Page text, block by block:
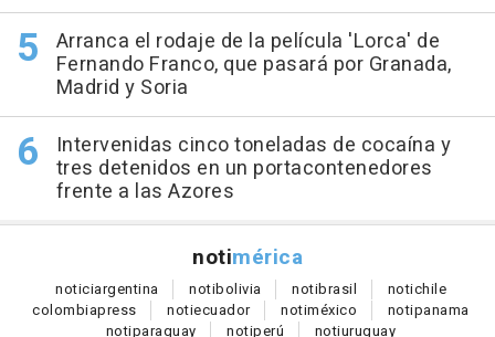
Arranca el rodaje de la película 'Lorca' de
Fernando Franco, que pasará por Granada,
Madrid y Soria
Intervenidas cinco toneladas de cocaína y
tres detenidos en un portacontenedores
frente a las Azores
notimérica
noticiargentina notibolivia notibrasil notichile
colombiapress notiecuador notiméxico notipanama
notiparaguay notiperú notiuruguay